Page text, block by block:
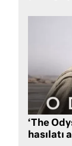
‘The
hasılatı